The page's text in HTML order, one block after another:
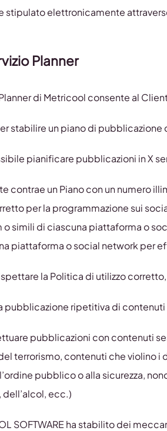
stipulato elettronicamente
Planner
di Metricool consente al
stabilire un piano di
pianificare pubblicazioni in X
contrae un Piano con un numero
per la programmazione sui
simili di ciascuna piattaforma o
piattaforma o social network per
la Politica di utilizzo
pubblicazione ripetitiva di
pubblicazioni con contenuti
terrorismo, contenuti che violino i
pubblico o alla sicurezza,
dell’alcol, ecc.)
SOFTWARE ha stabilito dei